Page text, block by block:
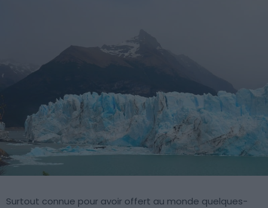
Surtout connue pour avoir offert au monde quelques-